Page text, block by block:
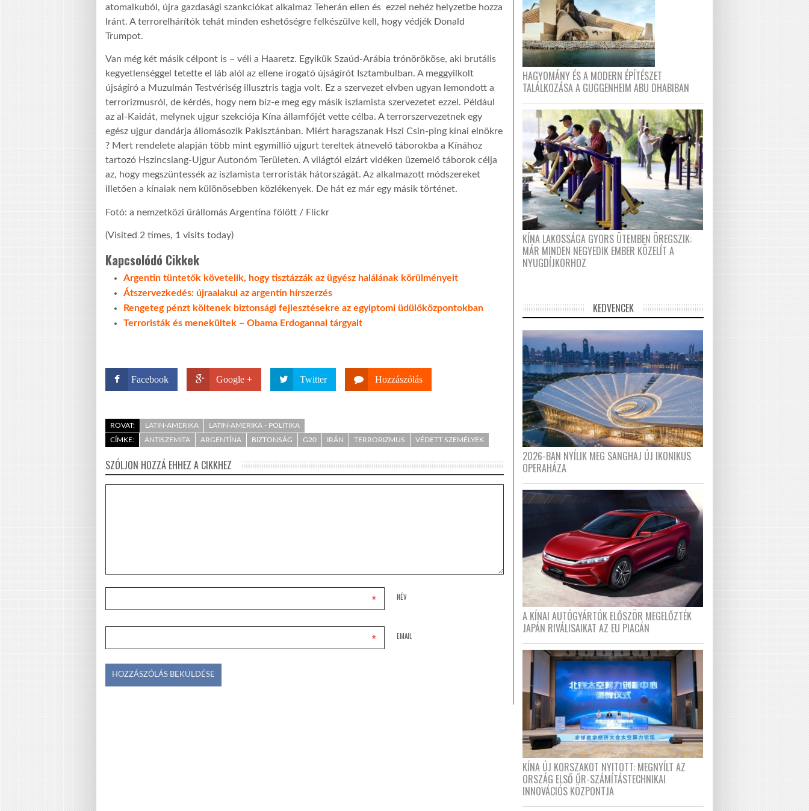
atomalkuból, újra gazdasági szankciókat alkalmaz Teherán ellen és ezzel nehéz helyzetbe hozza
Iránt. A terrorelhárítók tehát minden eshetőségre felkészülve kell, hogy védjék Donald
Trumpot.
Van még két másik célpont is – véli a Haaretz. Egyikük Szaúd-Arábia trónörököse, aki brutális
kegyetlenséggel tetette el láb alól az ellene írogató újságírót Isztambulban. A meggyilkolt
újságíró a Muzulmán Testvériség illusztris tagja volt. Ez a szervezet elvben ugyan lemondott a
terrorizmusról, de kérdés, hogy nem bíz-e meg egy másik iszlamista szervezetet ezzel. Például
az al-Kaidát, melynek ujgur szekciója Kína államfőjét vette célba. A terrorszervezetnek egy
egész ujgur dandárja állomásozik Pakisztánban. Miért haragszanak Hszi Csin-ping kínai elnökre
? Mert rendelete alapján több mint egymillió ujgurt tereltek átnevelő táborokba a Kínához
tartozó Hszincsiang-Ujgur Autonóm Területen. A világtól elzárt vidéken üzemelő táborok célja
az, hogy megszüntessék az iszlamista terroristák hátországát. Az alkalmazott módszereket
illetően a kínaiak nem különösebben közlékenyek. De hát ez már egy másik történet.
Fotó: a nemzetközi űrállomás Argentína fölött / Flickr
(Visited 2 times, 1 visits today)
Kapcsolódó Cikkek
Argentin tüntetők követelik, hogy tisztázzák az ügyész halálának körülményeit
Átszervezkedés: újraalakul az argentin hírszerzés
Rengeteg pénzt költenek biztonsági fejlesztésekre az egyiptomi üdülőközpontokban
Terroristák és menekültek – Obama Erdogannal tárgyalt
Facebook Google + Twitter Hozzászólás
ROVAT: LATIN-AMERIKA
LATIN-AMERIKA - POLITIKA
CÍMKE:
ANTISZEMITA ARGENTÍNA BIZTONSÁG G20 IRÁN TERRORIZMUS VÉDETT SZEMÉLYEK
SZÓLJON HOZZÁ EHHEZ A CIKKHEZ
NÉV
*
EMAIL
*
HAGYOMÁNY ÉS A MODERN ÉPÍTÉSZET
TALÁLKOZÁSA A GUGGENHEIM ABU DHABIBAN
KÍNA LAKOSSÁGA GYORS ÜTEMBEN ÖREGSZIK:
MÁR MINDEN NEGYEDIK EMBER KÖZELÍT A
NYUGDÍJKORHOZ
KEDVENCEK
2026-BAN NYÍLIK MEG SANGHAJ ÚJ IKONIKUS
OPERAHÁZA
A KÍNAI AUTÓGYÁRTÓK ELŐSZÖR MEGELŐZTÉK
JAPÁN RIVÁLISAIKAT AZ EU PIACÁN
KÍNA ÚJ KORSZAKOT NYITOTT: MEGNYÍLT AZ
ORSZÁG ELSŐ ŰR-SZÁMÍTÁSTECHNIKAI
INNOVÁCIÓS KÖZPONTJA